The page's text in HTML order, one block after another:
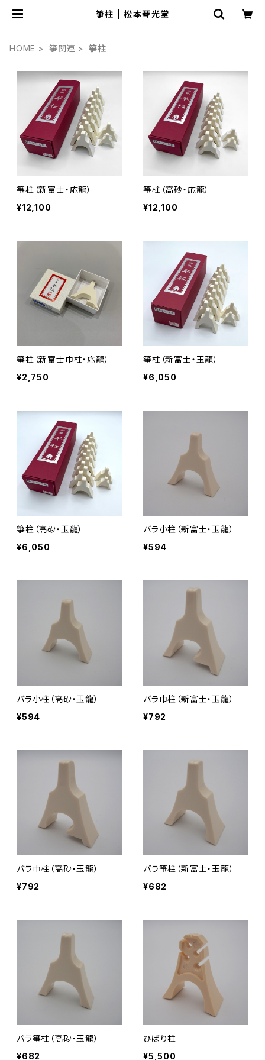
箏柱 | 松本琴光堂
HOME 箏関連 箏柱
箏柱（新富士・応龍）
¥12,100
箏柱（高砂・応龍）
¥12,100
箏柱（新富士巾柱・応龍）
¥2,750
箏柱（新富士・玉龍）
¥6,050
箏柱（高砂・玉龍）
¥6,050
バラ小柱（新富士・玉龍）
¥594
バラ小柱（高砂・玉龍）
¥594
バラ巾柱（新富士・玉龍）
¥792
バラ巾柱（高砂・玉龍）
¥792
バラ箏柱（新富士・玉龍）
¥682
バラ箏柱（高砂・玉龍）
¥682
ひばり柱
¥5,500